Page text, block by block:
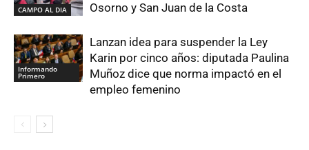
CAMPO AL DIA
Osorno y San Juan de la Costa
Informando
Primero
Lanzan idea para suspender la Ley
Karin por cinco años: diputada Paulina
Muñoz dice que norma impactó en el
empleo femenino